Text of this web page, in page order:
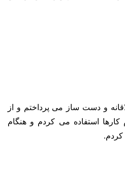
و دست ساز می پرداختم و از
کارها استفاده می کردم و هنگام